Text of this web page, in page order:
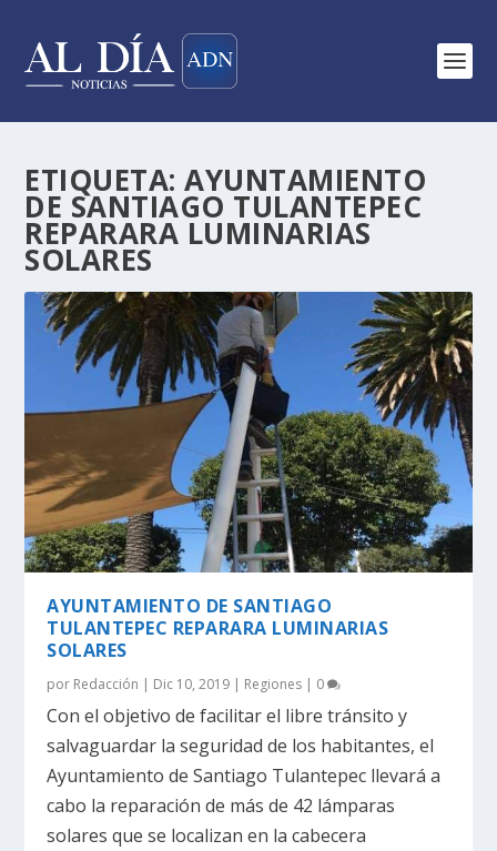
ETIQUETA:AYUNTAMIENTO
DE SANTIAGO TULANTEPEC
REPARARA LUMINARIAS
SOLARES
AYUNTAMIENTO DE SANTIAGO
TULANTEPEC REPARARA LUMINARIAS
SOLARES
por Redacción | Dic 10, 2019 | Regiones | 0
Con el objetivo de facilitar el libre tránsito y
salvaguardar la seguridad de los habitantes, el
Ayuntamiento de Santiago Tulantepec llevará a
cabo la reparación de más de 42 lámparas
solares que se localizan en la cabecera